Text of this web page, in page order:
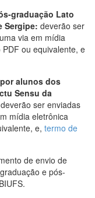
graduação Lato
Sergipe: deverão ser
via em mídia
ou equivalente, e
alunos dos
Sensu da
deverão ser enviadas
mídia eletrônica
e, termo de
de envio de
e pós-